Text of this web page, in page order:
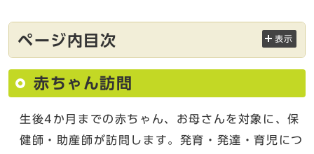
ページ内目次 表示
赤ちゃん訪問
生後4か月までの赤ちゃん、お母さんを対象に、保
健師・助産師が訪問します。発育・発達・育児につ